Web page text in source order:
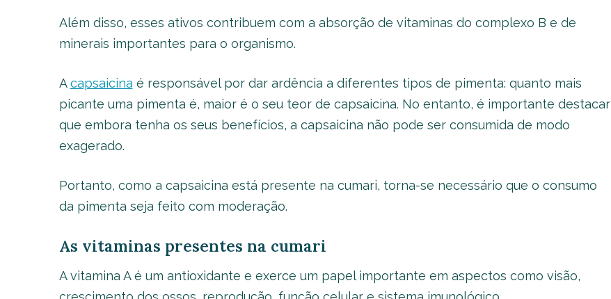
Além disso, esses ativos contribuem com a absorção de vitaminas do complexo B e de
minerais importantes para o organismo.
Acapsaicina é responsável por dar ardência a diferentes tipos de pimenta: quanto mais
picante uma pimenta é, maior é o seu teor de capsaicina. No entanto, é importante destacar
que embora tenha os seus benefícios, a capsaicina não pode ser consumida de modo
exagerado.
Portanto, como a capsaicina está presente na cumari, torna-se necessário que o consumo
da pimenta seja feito com moderação.
As vitaminas presentes na cumari
A vitamina A é um antioxidante e exerce um papel importante em aspectos como visão,